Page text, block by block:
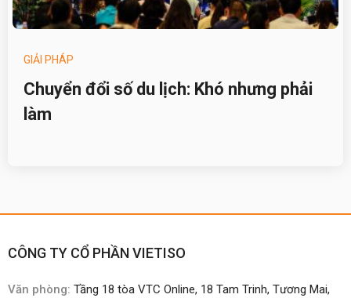
GIẢI PHÁP
Chuyển đổi số du lịch: Khó nhưng phải
làm
CÔNG TY CỔ PHẦN VIETISO
Văn phòng: Tầng 18 tòa VTC Online, 18 Tam Trinh, Tương Mai,